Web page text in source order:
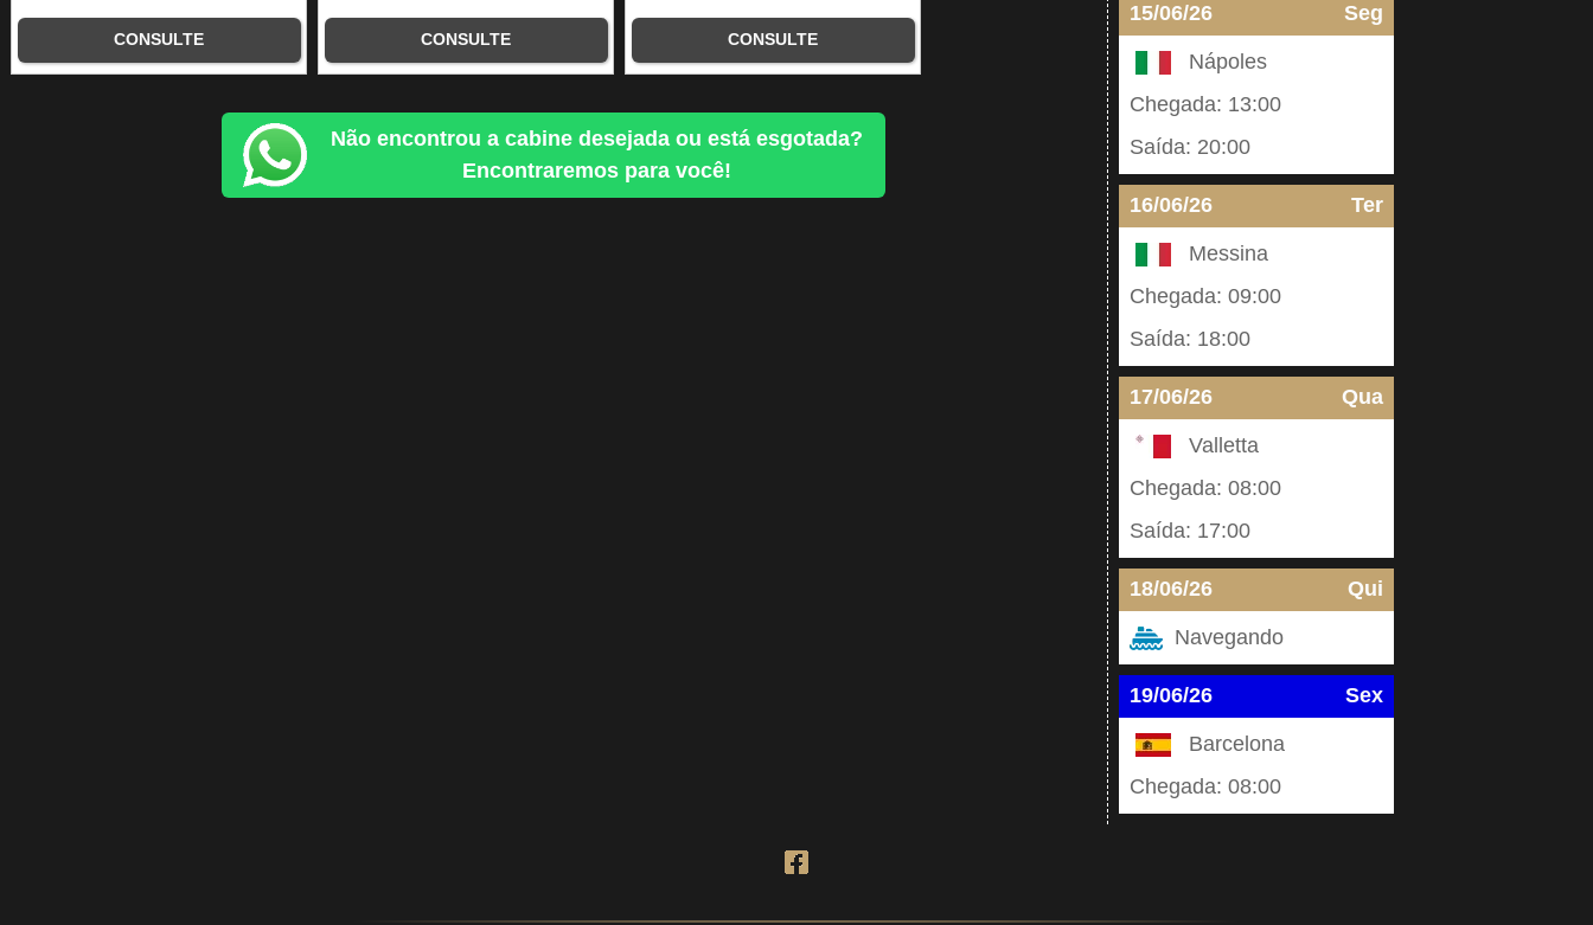
CONSULTE CONSULTE CONSULTE
Não encontrou a cabine desejada ou está esgotada?
Encontraremos para você!
15/06/26 Seg
Nápoles
Chegada: 13:00
Saída: 20:00
16/06/26 Ter
Messina
Chegada: 09:00
Saída: 18:00
17/06/26 Qua
Valletta
Chegada: 08:00
Saída: 17:00
18/06/26 Qui
Navegando
19/06/26 Sex
Barcelona
Chegada: 08:00